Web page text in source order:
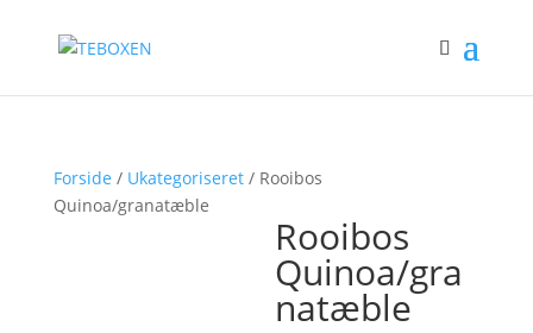
Forside / Ukategoriseret/ Rooibos
Quinoa/granatæble
Rooibos
Quinoa/gra
natæble